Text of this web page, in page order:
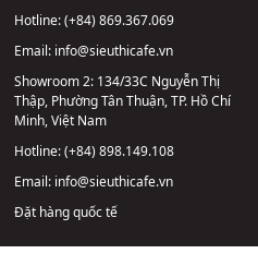
Hotline:(+84) 869.367.069
Email: info@sieuthicafe.vn
Showroom 2: 134/33C Nguyễn Thị
Thập, Phường Tân Thuận, TP. Hồ Chí
Minh, Việt Nam
Hotline:(+84) 898.149.108
Email: info@sieuthicafe.vn
Đặt hàng quốc tế